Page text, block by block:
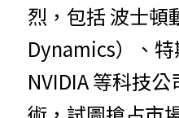
烈，包括 波士頓
Dynamics）、
NVIDIA 等科技